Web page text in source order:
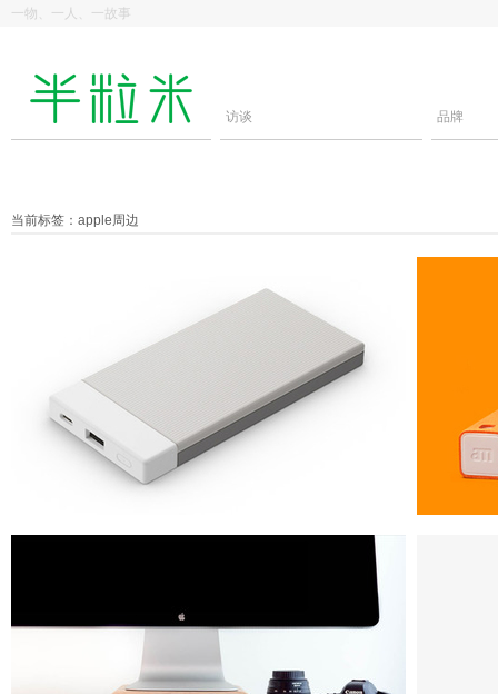
一物、一人、一故事
访谈 品牌
当前标签：apple周边